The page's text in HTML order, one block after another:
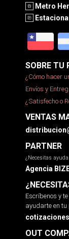
Metro
SOBRE TU
¿Cómo hacer
Envíos y
¿Satisfecho o
VENTAS
PARTNER
¿Necesitas
Agencia
Escríbenos y
ayudarte en tu
OUT